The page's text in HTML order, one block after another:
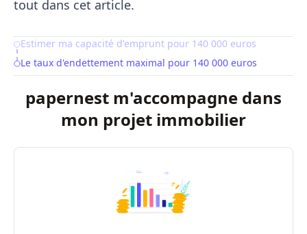
tout dans cet article.
Table of Contents
Estimer ma capacité d'emprunt pour 140 000 euros
Le taux d'endettement maximal pour 140 000 euros
papernest m'accompagne dans
mon projet immobilier